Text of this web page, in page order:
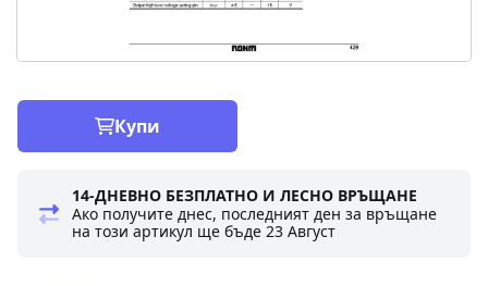
Купи
14-ДНЕВНО БЕЗПЛАТНО И ЛЕСНО ВРЪЩАНЕ
Ако получите днес, последният ден за връщане
на този артикул ще бъде23 Август